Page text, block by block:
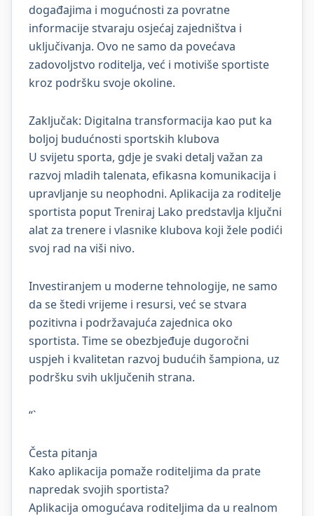
događajima i mogućnosti za povratne
informacije stvaraju osjećaj zajedništva i
uključivanja. Ovo ne samo da povećava
zadovoljstvo roditelja, već i motiviše sportiste
kroz podršku svoje okoline.
Zaključak: Digitalna transformacija kao put ka
boljoj budućnosti sportskih klubova
U svijetu sporta, gdje je svaki detalj važan za
razvoj mladih talenata, efikasna komunikacija i
upravljanje su neophodni. Aplikacija za roditelje
sportista poput Treniraj Lako predstavlja ključni
alat za trenere i vlasnike klubova koji žele podići
svoj rad na viši nivo.
Investiranjem u moderne tehnologije, ne samo
da se štedi vrijeme i resursi, već se stvara
pozitivna i podržavajuća zajednica oko
sportista. Time se obezbjeđuje dugoročni
uspjeh i kvalitetan razvoj budućih šampiona, uz
podršku svih uključenih strana.
“`
Česta pitanja
Kako aplikacija pomaže roditeljima da prate
napredak svojih sportista?
Aplikacija omogućava roditeljima da u realnom